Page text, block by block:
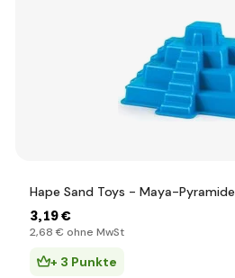
Hape Sand Toys - Maya-Pyramide
3,19 €
2,68 € ohne MwSt
+ 3 Punkte